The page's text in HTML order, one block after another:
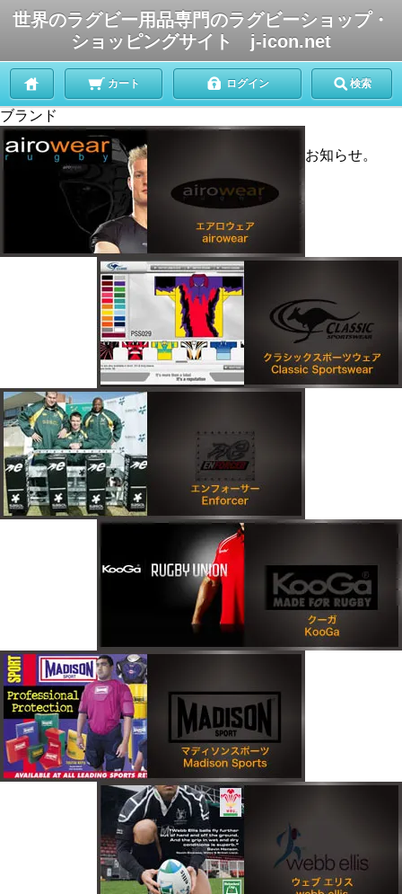
世界のラグビー用品専門のラグビーショップ・
ショッピングサイト j-icon.net
カート ログイン 検索
ブランド
お知らせ。